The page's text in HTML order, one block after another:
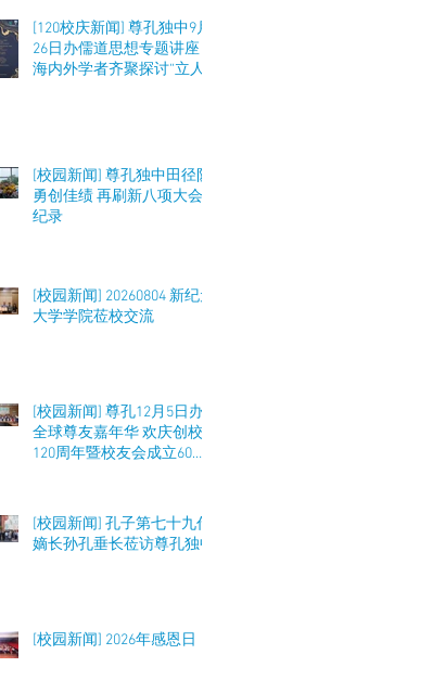
[120校庆新闻] 尊孔独中9月
26日办儒道思想专题讲座
海内外学者齐聚探讨“立人
[校园新闻] 尊孔独中田径队
勇创佳绩 再刷新八项大会
纪录
[校园新闻] 20260804 新纪元
大学学院莅校交流
[校园新闻] 尊孔12月5日办
全球尊友嘉年华 欢庆创校
120周年暨校友会成立60周
[校园新闻] 孔子第七十九代
嫡长孙孔垂长莅访尊孔独中
[校园新闻] 2026年感恩日